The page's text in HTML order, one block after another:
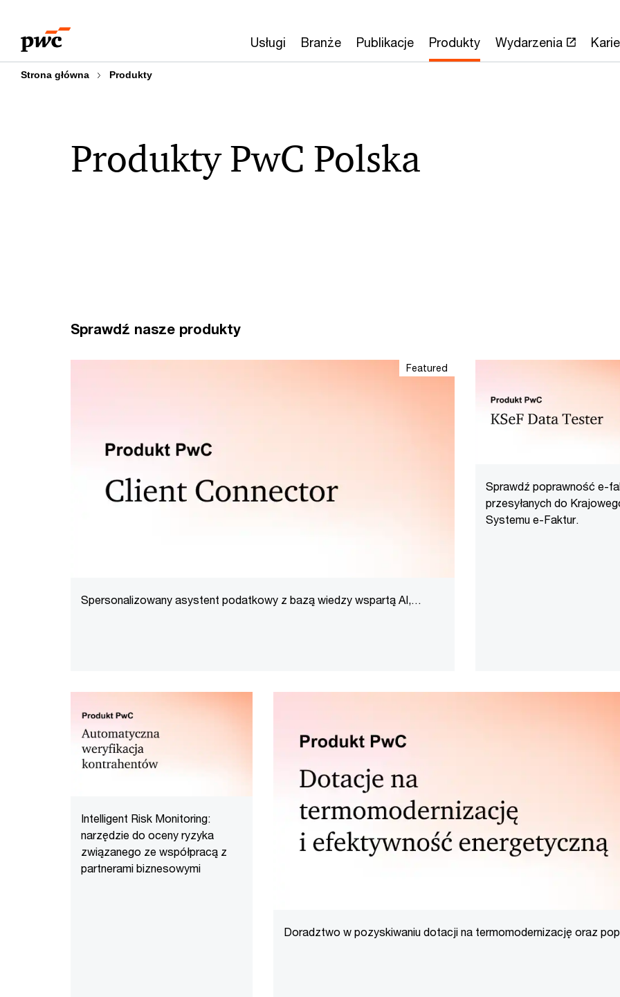
treści
stopki
Usługi Branże Publikacje Produkty Wydarzenia
Strona główna Produkty
Produkty PwC Polska
Sprawdź nasze produkty
Featured
Spersonalizowany asystent podatkowy z bazą wiedzy wspartą AI,
Sprawdź poprawność e-
przesyłanych do
Systemu e-Faktur.
Intelligent Risk Monitoring:
narzędzie do oceny ryzyka
związanego ze współpracą z
partnerami biznesowymi
Doradztwo w pozyskiwaniu dotacji na termomodernizację oraz